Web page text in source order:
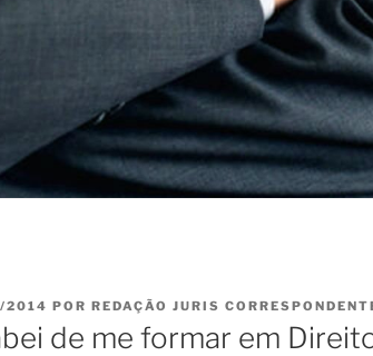
2014 POR REDAÇÃO JURIS
de me formar em